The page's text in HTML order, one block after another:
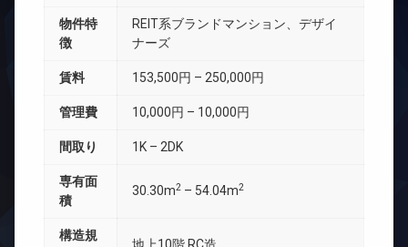
物件特
徴
REIT系ブランドマンション、デザイ
ナーズ
賃料 153,500円 – 250,000円
管理費 10,000円 – 10,000円
間取り 1K – 2DK
専有面
積
30.30m2 – 54.04m2
構造規